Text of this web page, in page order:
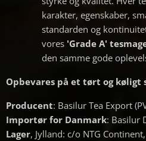
karakter, egenskaber,
standarden og
vores 'Grade A'
den samme gode
Opbevares på et tørt og køligt
Producent: Basilur Tea Export
Importør for Danmark: Basilur
Lager, Jylland: c/o NTG